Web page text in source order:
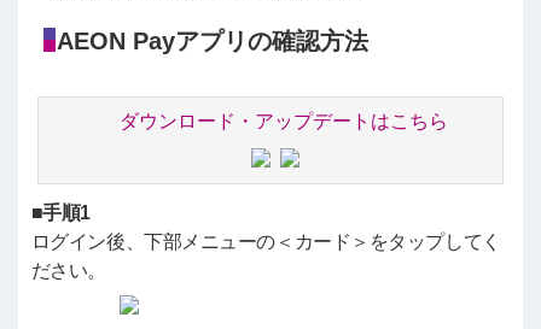
AEON Payアプリの確認方法
ダウンロード・アップデートはこちら
■手順1
ログイン後、下部メニューの＜カード＞をタップしてく
ださい。